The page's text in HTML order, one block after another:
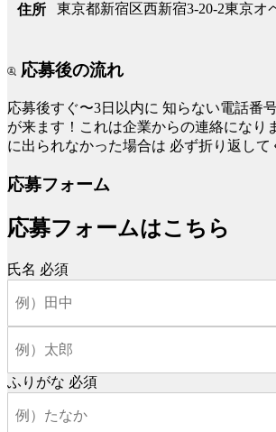
住所 東京都新宿区西新宿3-20-2東京オ
応募後の流れ
応募後すぐ〜3日以内に 知らない電話番
が来ます！これは企業からの連絡になり
に出られなかった場合は 必ず折り返して
応募フォーム
応募フォームはこちら
氏名 必須
ふりがな 必須